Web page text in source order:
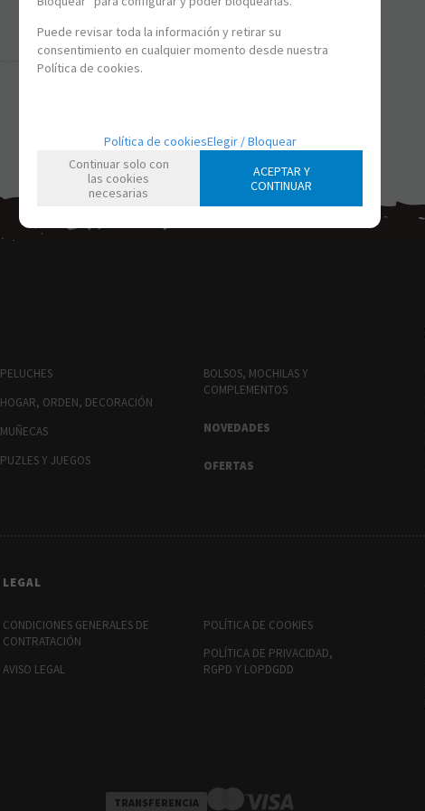
PELUCHES
HOGAR, ORDEN, DECORACIÓN
MUÑECAS
PUZLES Y JUEGOS
BOLSOS, MOCHILAS Y
COMPLEMENTOS
NOVEDADES
OFERTAS
LEGAL
CONDICIONES GENERALES DE
CONTRATACIÓN
AVISO LEGAL
POLÍTICA DE COOKIES
POLÍTICA DE PRIVACIDAD,
RGPD Y LOPDGDD
TRANSFERENCIA
Puede revisar toda la información y retirar su
consentimiento en cualquier momento desde nuestra
Política de cookies.
Política de cookiesElegir / Bloquear
Continuar solo con
las cookies
necesarias
ACEPTAR Y
CONTINUAR